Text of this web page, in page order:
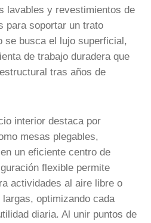
lavables y revestimientos de
para soportar un trato
se busca el lujo superficial,
de trabajo duradera que
tras años de
interior destaca por
mesas plegables,
un eficiente centro de
flexible permite
actividades al aire libre o
optimizando cada
diaria. Al unir puntos de